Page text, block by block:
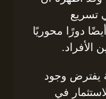
تسريع
دورًا محوريًا
الأفراد.
يفترض وجود
في